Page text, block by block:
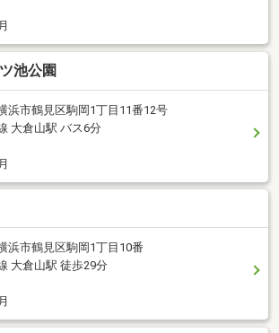
池公園
浜市鶴見区駒岡1丁目11番12号
大倉山駅 バス6分
浜市鶴見区駒岡1丁目10番
大倉山駅 徒歩29分